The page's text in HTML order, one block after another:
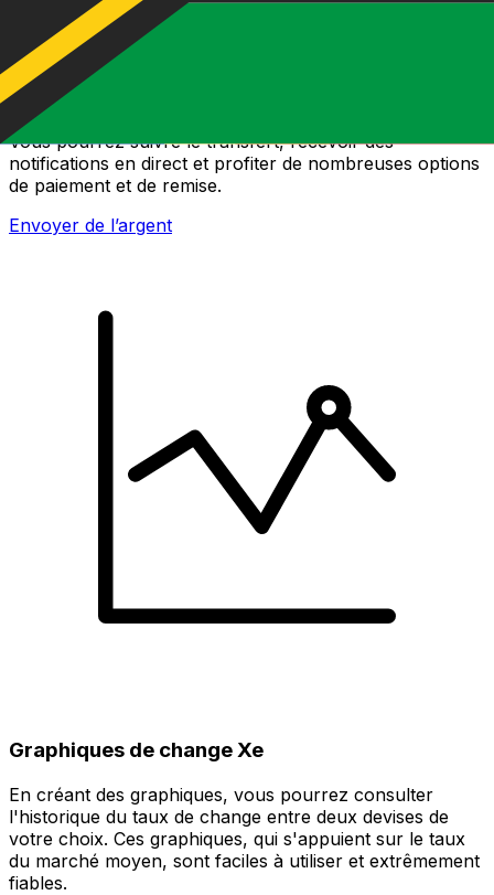
Transferts d'argent internationaux avec Xe
Envoyez de l'argent en ligne de façon sûre et rapide.
Vous pourrez suivre le transfert, recevoir des
notifications en direct et profiter de nombreuses options
de paiement et de remise.
Envoyer de l’argent
Graphiques de change Xe
En créant des graphiques, vous pourrez consulter
l'historique du taux de change entre deux devises de
votre choix. Ces graphiques, qui s'appuient sur le taux
du marché moyen, sont faciles à utiliser et extrêmement
fiables.